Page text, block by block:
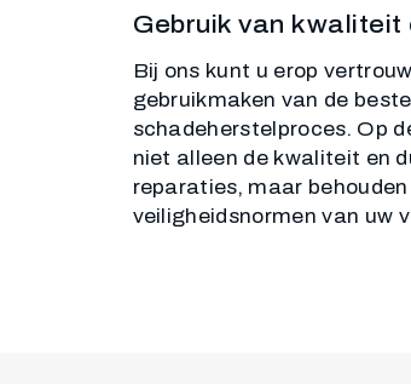
Gebruik van kwaliteit
Bij ons kunt u erop
gebruikmaken van de
schadeherstelproces. Op
niet alleen de kwaliteit en
reparaties, maar
veiligheidsnormen van uw